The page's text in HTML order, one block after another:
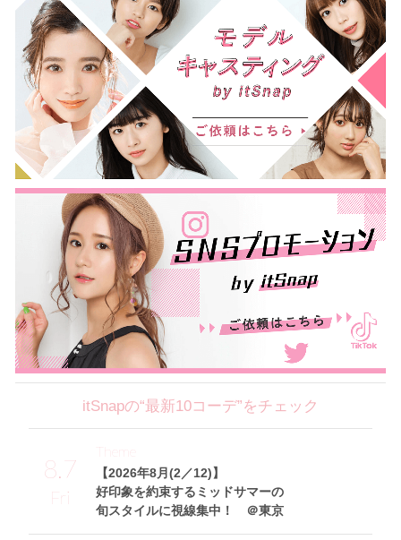
itSnapの“最新10コーデ”をチェック
8.7
Fri
【2026年8月(2／12)】
好印象を約束するミッドサマーの
旬スタイルに視線集中！ ＠東京
Theme